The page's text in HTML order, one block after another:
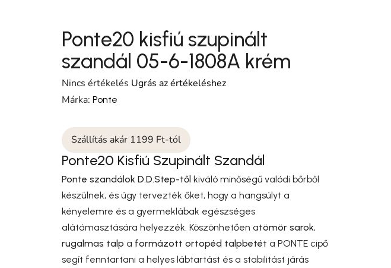
Ponte20 kisfiú szupinált
szandál 05-6-1808A krém
A termék átlagos értékelése 5-ből 0,0 csillag.
Nincs értékelés Ugrás az értékeléshez
Márka:Ponte
Szállítás akár 1199 Ft-tól
Ponte20 Kisfiú Szupinált Szandál
Ponte szandálok D.D.Step-től kiváló minőségű valódi bőrből
készülnek, és úgy tervezték őket, hogy a hangsúlyt a
kényelemre és a gyermeklábak egészséges
alátámasztására helyezzék. Köszönhetően atömör sarok,
rugalmas talp a formázott ortopéd talpbetét a PONTE cipő
segít fenntartani a helyes lábtartást és a stabilitást járás